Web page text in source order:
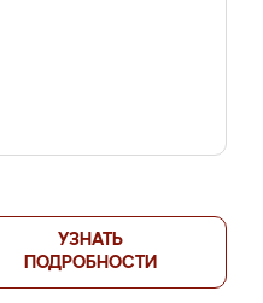
УЗНАТЬ
ПОДРОБНОСТИ